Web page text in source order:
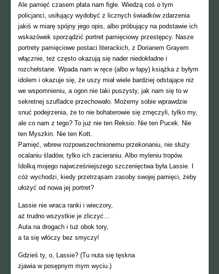
Ale pamięć czasem płata nam figle. Wiedzą coś o tym
policjanci, usiłujący wydobyć z licznych świadków zdarzenia
jakiś w miarę spójny jego opis, albo próbujący na podstawie ich
wskazówek sporządzić portret pamięciowy przestępcy. Nasze
portrety pamięciowe postaci literackich, z Dorianem Grayem
włącznie, też często okazują się nader niedokładne i
rozchełstane. Wpada nam w ręce (albo w łapy) książka z byłym
idolem i okazuje się, że uszy miał wiele bardziej odstające niż
we wspomnieniu, a ogon nie taki puszysty, jak nam się to w
sekretnej szufladce przechowało. Możemy sobie wprawdzie
snuć podejrzenia, że to nie bohaterowie się zmęczyli, tylko my,
ale co nam z tego? To już nie ten Reksio. Nie ten Pucek. Nie
ten Myszkin. Nie ten Kott.
Pamięć, wbrew rozpowszechnionemu przekonaniu, nie służy
ocalaniu śladów, tylko ich zacieraniu. Albo myleniu tropów.
Idolką mojego najwcześniejszego szczenięctwa była Lassie. I
cóż wychodzi, kiedy przetrząsam zasoby swojej pamięci, żeby
ułożyć od nowa jej portret?
Lassie nie wraca ranki i wieczory,
aż trudno wszystkie je zliczyć…
Auta na drogach i tuż obok tory,
a ta się włóczy bez smyczy!
Gdzieś ty, o, Lassie? (Tu nuta się tęskna
zjawia w posępnym mym wyciu.)